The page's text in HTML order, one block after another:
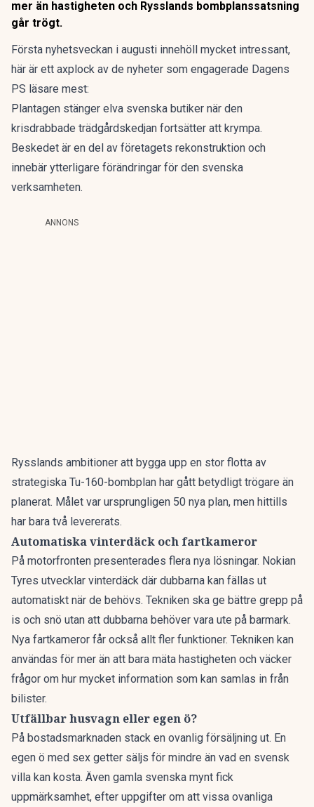
mer än hastigheten och Rysslands bombplanssatsning
går trögt.
Första nyhetsveckan i augusti innehöll mycket intressant,
här är ett axplock av de nyheter som engagerade Dagens
PS läsare mest:
Plantagen stänger elva svenska butiker när den
krisdrabbade trädgårdskedjan fortsätter att krympa.
Beskedet är en del av företagets rekonstruktion och
innebär ytterligare förändringar för den svenska
verksamheten.
ANNONS
Rysslands ambitioner att bygga upp en stor flotta av
strategiska Tu-160-bombplan har gått betydligt trögare än
planerat. Målet var ursprungligen 50 nya plan, men hittills
har bara två levererats.
Automatiska vinterdäck och fartkameror
På motorfronten presenterades flera nya lösningar. Nokian
Tyres utvecklar vinterdäck där dubbarna kan fällas ut
automatiskt när de behövs. Tekniken ska ge bättre grepp på
is och snö utan att dubbarna behöver vara ute på barmark.
Nya fartkameror får också allt fler funktioner. Tekniken kan
användas för mer än att bara mäta hastigheten och väcker
frågor om hur mycket information som kan samlas in från
bilister.
Utfällbar husvagn eller egen ö?
På bostadsmarknaden stack en ovanlig försäljning ut. En
egen ö med sex getter säljs för mindre än vad en svensk
villa kan kosta. Även gamla svenska mynt fick
uppmärksamhet, efter uppgifter om att vissa ovanliga